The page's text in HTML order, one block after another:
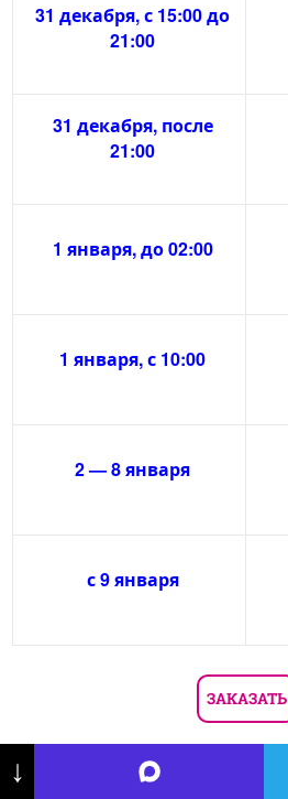
31 декабря, с 15:00 до
21:00
31 декабря, после
21:00
1 января, до 02:00
1 января, с 10:00
2 — 8 января
с 9 января
ЗАКАЗАТЬ
↓